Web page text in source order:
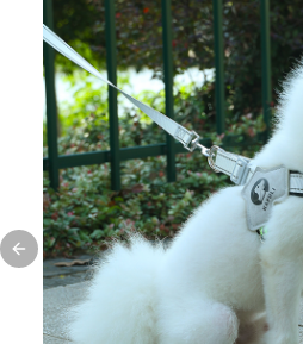
Previous slide